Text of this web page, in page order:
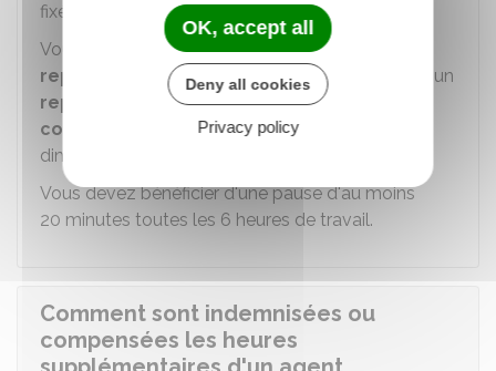
fixée à 12 heures.
Vous devez bénéficier, comme tout agent, d'un
repos quotidien de 11 heures minimum
et d'un
repos hebdomadaire d'au moins 35 heures
consécutives
et comprenant en principe le
dimanche.
Vous devez bénéficier d'une pause d'au moins
20 minutes toutes les 6 heures de travail.
Comment sont indemnisées ou
compensées les heures
OK, accept all
Deny all cookies
Privacy policy